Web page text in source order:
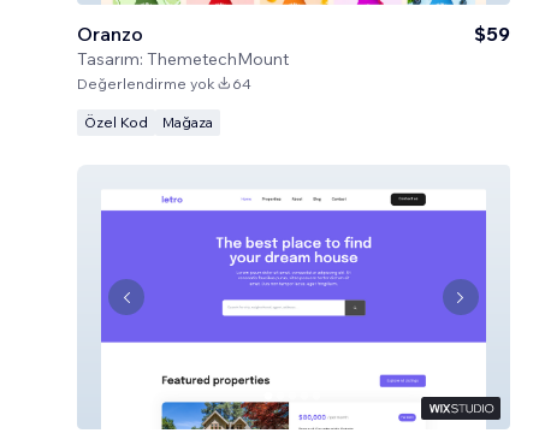
Oranzo
Tasarım: ThemetechMount
$59
Değerlendirme yok 64
Özel Kod Mağaza